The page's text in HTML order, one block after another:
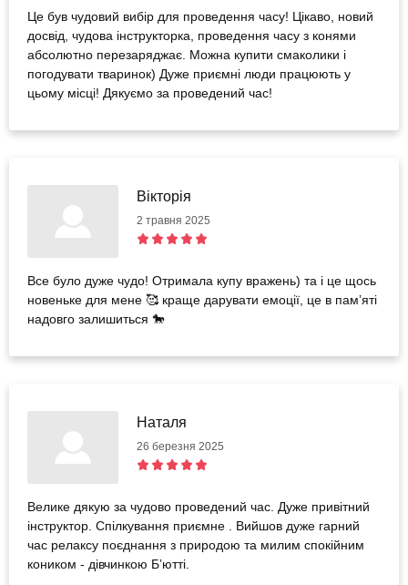
Це був чудовий вибір для проведення часу! Цікаво, новий
досвід, чудова інструкторка, проведення часу з конями
абсолютно перезаряджає. Можна купити смаколики і
погодувати тваринок) Дуже приємні люди працюють у
цьому місці! Дякуємо за проведений час!
Вікторія
2 травня 2025
Все було дуже чудо! Отримала купу вражень) та і це щось
новеньке для мене 🥰 краще дарувати емоції, це в памʼяті
надовго залишиться 🐎
Наталя
26 березня 2025
Велике дякую за чудово проведений час. Дуже привітний
інструктор. Спілкування приємне . Вийшов дуже гарний
час релаксу поєднання з природою та милим спокійним
коником - дівчинкою Бʼютті.